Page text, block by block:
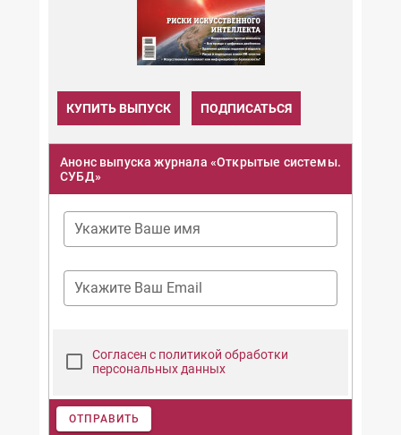
КУПИТЬ ВЫПУСК ПОДПИСАТЬСЯ
Анонс выпуска журнала «Открытые системы.
СУБД»
Укажите Ваше имя
Укажите Ваш Email
Согласен с политикой обработки
персональных данных
ОТПРАВИТЬ